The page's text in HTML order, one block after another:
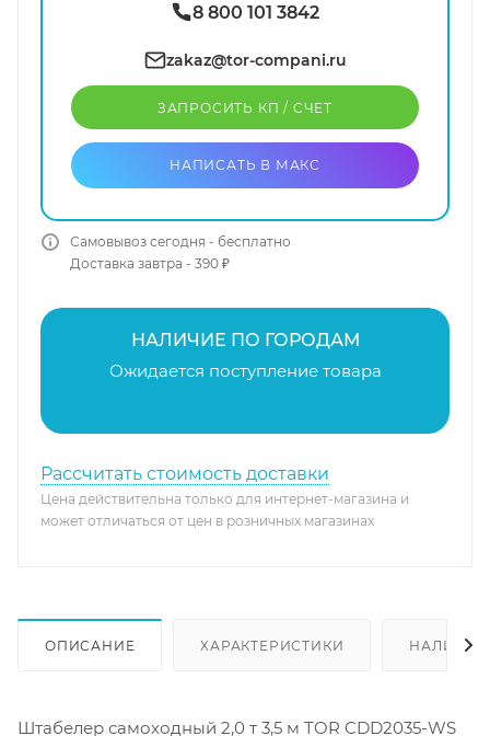
8 800 101 3842
zakaz@tor-compani.ru
ЗАПРОСИТЬ КП / CЧЕТ
НАПИСАТЬ В МАКС
Самовывоз сегодня - бесплатно
Доставка завтра - 390 ₽
НАЛИЧИЕ ПО ГОРОДАМ
Ожидается поступление товара
Рассчитать стоимость доставки
Цена действительна только для интернет-магазина и
может отличаться от цен в розничных магазинах
ОПИСАНИЕ ХАРАКТЕРИСТИКИ
Штабелер самоходный 2,0 т 3,5 м TOR CDD2035-WS